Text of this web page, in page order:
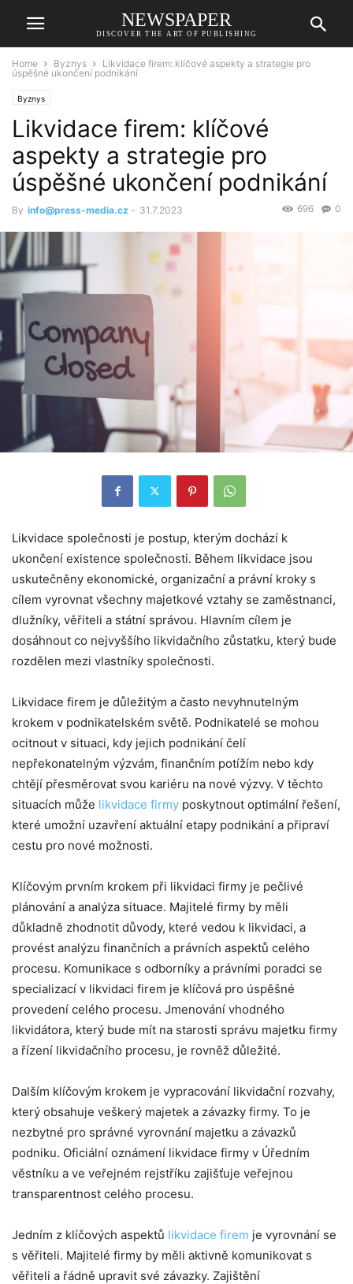
NEWSPAPER
DISCOVER THE ART OF PUBLISHING
Home Byznys
Likvidace firem: klíčové aspekty a strategie pro
úspěšné ukončení podnikání
Byznys
Likvidace firem: klíčové
aspekty a strategie pro
úspěšné ukončení podnikání
By info@press-media.cz - 31.7.2023 0
696
Likvidace společnosti je postup, kterým dochází k
ukončení existence společnosti. Během likvidace jsou
uskutečněny ekonomické, organizační a právní kroky s
cílem vyrovnat všechny majetkové vztahy se zaměstnanci,
dlužníky, věřiteli a státní správou. Hlavním cílem je
dosáhnout co nejvyššího likvidačního zůstatku, který bude
rozdělen mezi vlastníky společnosti.
Likvidace firem je důležitým a často nevyhnutelným
krokem v podnikatelském světě. Podnikatelé se mohou
ocitnout v situaci, kdy jejich podnikání čelí
nepřekonatelným výzvám, finančním potížím nebo kdy
chtějí přesměrovat svou kariéru na nové výzvy. V těchto
situacích může likvidace firmy poskytnout optimální řešení,
které umožní uzavření aktuální etapy podnikání a připraví
cestu pro nové možnosti.
Klíčovým prvním krokem při likvidaci firmy je pečlivé
plánování a analýza situace. Majitelé firmy by měli
důkladně zhodnotit důvody, které vedou k likvidaci, a
provést analýzu finančních a právních aspektů celého
procesu. Komunikace s odborníky a právními poradci se
specializací v likvidaci firem je klíčová pro úspěšné
provedení celého procesu. Jmenování vhodného
likvidátora, který bude mít na starosti správu majetku firmy
a řízení likvidačního procesu, je rovněž důležité.
Dalším klíčovým krokem je vypracování likvidační rozvahy,
který obsahuje veškerý majetek a závazky firmy. To je
nezbytné pro správné vyrovnání majetku a závazků
podniku. Oficiální oznámení likvidace firmy v Úředním
věstníku a ve veřejném rejstříku zajišťuje veřejnou
transparentnost celého procesu.
Jedním z klíčových aspektů likvidace firem je vyrovnání se
s věřiteli. Majitelé firmy by měli aktivně komunikovat s
věřiteli a řádně upravit své závazky. Zajištění